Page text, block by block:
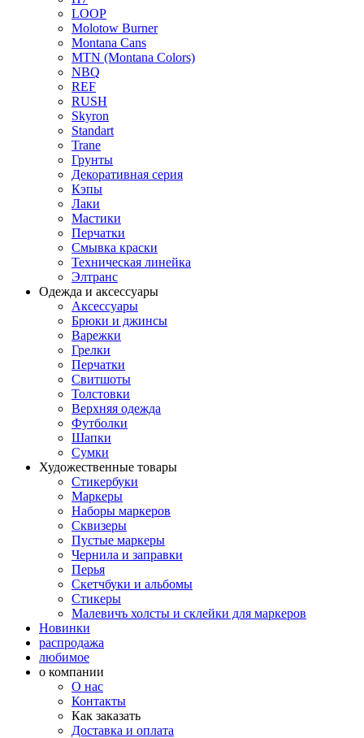
LOOP
Molotow Burner
Montana Cans
MTN (Montana Colors)
NBQ
REF
RUSH
Skyron
Standart
Trane
Грунты
Декоративная серия
Кэпы
Лаки
Мастики
Перчатки
Смывка краски
Техническая линейка
Элтранс
Одежда и аксессуары
Аксессуары
Брюки и джинсы
Варежки
Грелки
Перчатки
Свитшоты
Толстовки
Верхняя одежда
Футболки
Шапки
Сумки
Художественные товары
Стикербуки
Маркеры
Наборы маркеров
Сквизеры
Пустые маркеры
Чернила и заправки
Перья
Скетчбуки и альбомы
Стикеры
Малевичъ холсты и склейки для маркеров
Новинки
распродажа
любимое
о компании
О нас
Контакты
Как заказать
Доставка и оплата